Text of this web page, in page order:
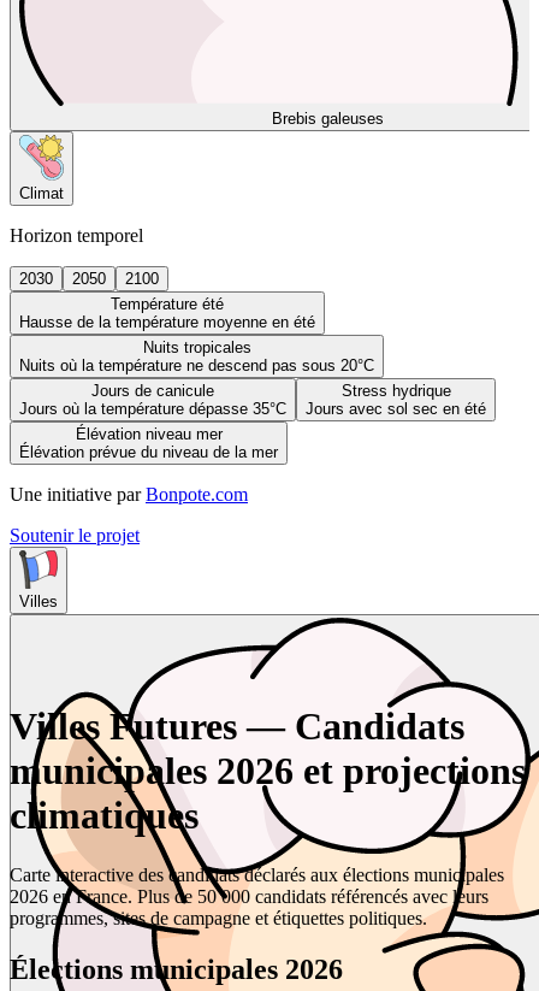
Brebis galeuses
Climat
Horizon temporel
2030 2050
2100
Température été
Hausse de la température moyenne en été
Nuits tropicales
Nuits où la température ne descend pas sous 20°C
Jours de canicule
Jours où la température dépasse 35°C
Stress hydrique
Jours avec sol sec en été
Élévation niveau mer
Élévation prévue du niveau de la mer
Une initiative par Bonpote.com
Soutenir le projet
Villes
Villes Futures — Candidats
municipales 2026 et projections
climatiques
Carte interactive des candidats déclarés aux élections municipales
2026 en France. Plus de 50 000 candidats référencés avec leurs
programmes, sites de campagne et étiquettes politiques.
Élections municipales 2026